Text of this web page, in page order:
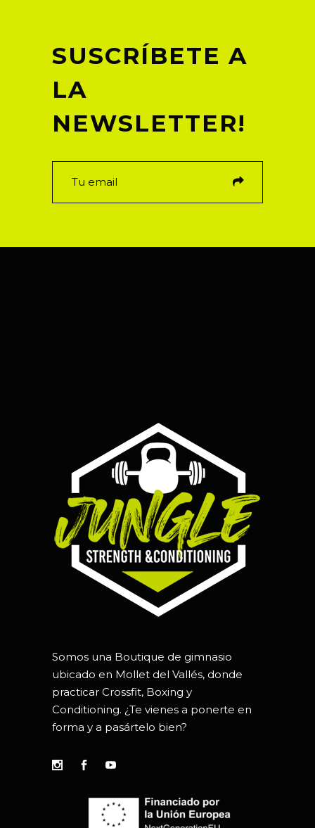
SUSCRÍBETE A
LA
NEWSLETTER!
Somos una Boutique de gimnasio
ubicado en Mollet del Vallés, donde
practicar Crossfit, Boxing y
Conditioning. ¿Te vienes a ponerte en
forma y a pasártelo bien?